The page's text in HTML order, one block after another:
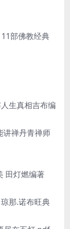
部佛教经典
生真相吉布编
讲禅丹青禅师
田灯燃编著
那.诺布旺典